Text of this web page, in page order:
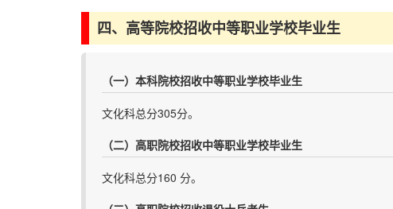
四、高等院校招收中等职业学校毕业生
（一）本科院校招收中等职业学校毕业生
文化科总分305分。
（二）高职院校招收中等职业学校毕业生
文化科总分160 分。